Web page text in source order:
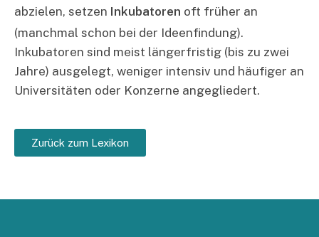
abzielen, setzen Inkubatoren oft früher an
(manchmal schon bei der Ideenfindung).
Inkubatoren sind meist längerfristig (bis zu zwei
Jahre) ausgelegt, weniger intensiv und häufiger an
Universitäten oder Konzerne angegliedert.
Zurück zum Lexikon